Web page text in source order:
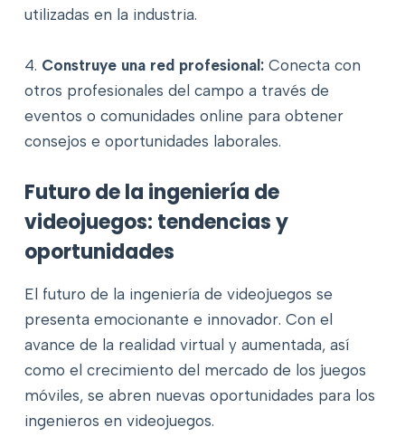
utilizadas en la industria.
4. Construye una red profesional:Conecta con
otros profesionales del campo a través de
eventos o comunidades online para obtener
consejos e oportunidades laborales.
Futuro de la ingeniería de
videojuegos: tendencias y
oportunidades
El futuro de la ingeniería de videojuegos se
presenta emocionante e innovador. Con el
avance de la realidad virtual y aumentada, así
como el crecimiento del mercado de los juegos
móviles, se abren nuevas oportunidades para los
ingenieros en videojuegos.